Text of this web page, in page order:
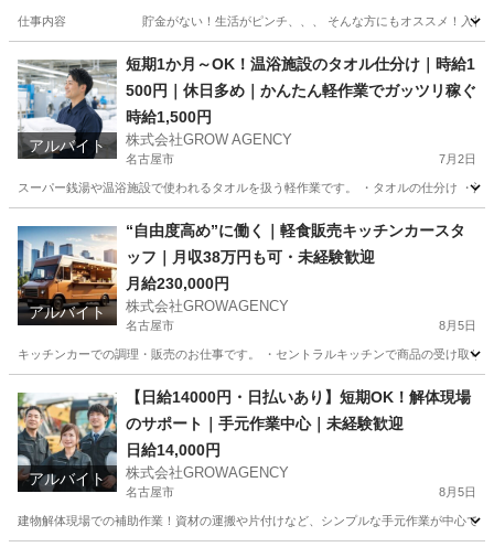
仕事内容 貯金がない！生活がピンチ、、、 そんな方にもオススメ！入社当日
南アルプス市 工場 東京 羽村市 工場 無期雇用
アルバイト
短期1か月～OK！温浴施設のタオル仕分け｜時給1
500円｜休日多め｜かんたん軽作業でガッツリ稼ぐ
時給1,500円
株式会社GROW AGENCY
名古屋市 7月2日
スーパー銭湯や温浴施設で使われるタオルを扱う軽作業です。 ・タオルの仕分け ・
工場 時給
アルバイト
“自由度高め”に働く｜軽食販売キッチンカースタ
ッフ｜月収38万円も可・未経験歓迎
月給230,000円
株式会社GROWAGENCY
名古屋市 8月5日
キッチンカーでの調理・販売のお仕事です。 ・セントラルキッチンで商品の受け取
その他 キッチンカー
アルバイト
【日給14000円・日払いあり】短期OK！解体現場
のサポート｜手元作業中心｜未経験歓迎
日給14,000円
株式会社GROWAGENCY
名古屋市 8月5日
建物解体現場での補助作業！資材の運搬や片付けなど、シンプルな手元作業が中心で